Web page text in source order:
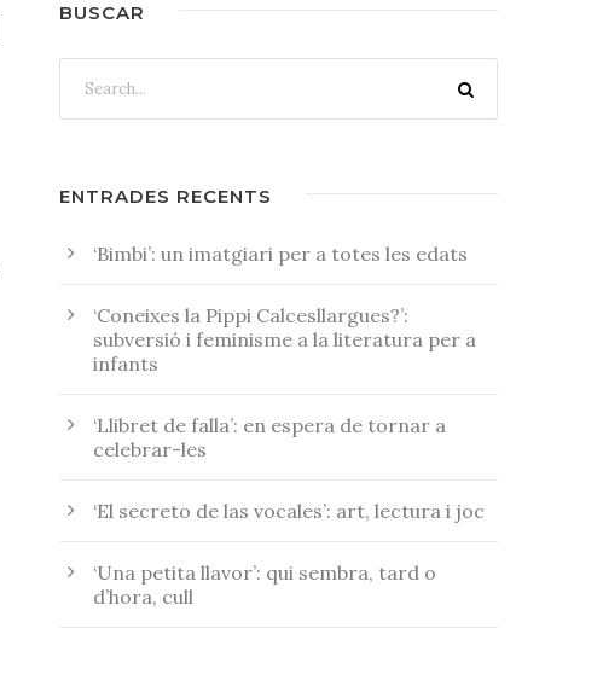
BUSCAR
ENTRADES RECENTS
‘Bimbi’: un imatgiari per a totes les edats
‘Coneixes la Pippi Calcesllargues?’:
subversió i feminisme a la literatura per a
infants
‘Llibret de falla’: en espera de tornar a
celebrar-les
‘El secreto de las vocales’: art, lectura i joc
‘Una petita llavor’: qui sembra, tard o
d’hora, cull